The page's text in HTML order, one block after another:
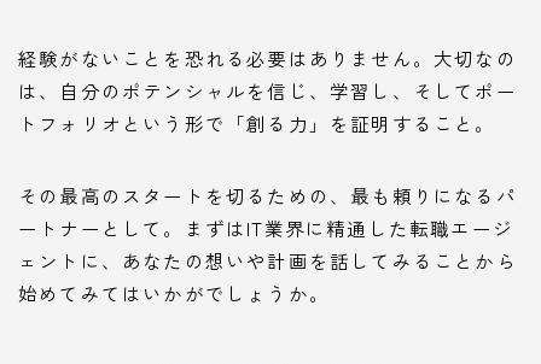
経験がないことを恐れる必要はありません。大切なの
は、自分のポテンシャルを信じ、学習し、そしてポー
トフォリオという形で「創る力」を証明すること。
その最高のスタートを切るための、最も頼りになるパ
ートナーとして。まずはIT業界に精通した転職エージ
ェントに、あなたの想いや計画を話してみることから
始めてみてはいかがでしょうか。